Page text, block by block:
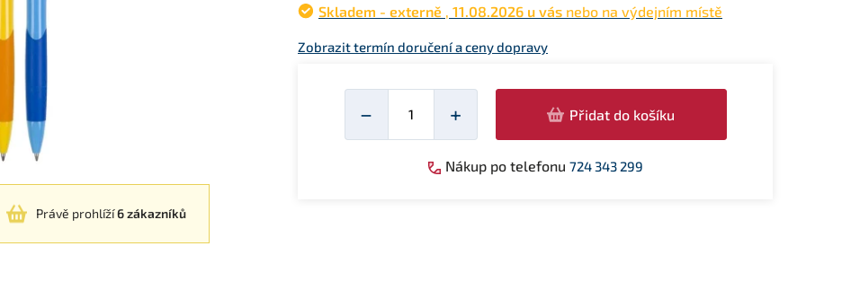
Právě prohlíží6 zákazníků
Skladem - externě 11.08.2026 u vás nebo na výdejním místě
Zobrazit termín doručení a ceny dopravy
−
Množství
+ Přidat do košíku
Nákup po telefonu 724 343 299